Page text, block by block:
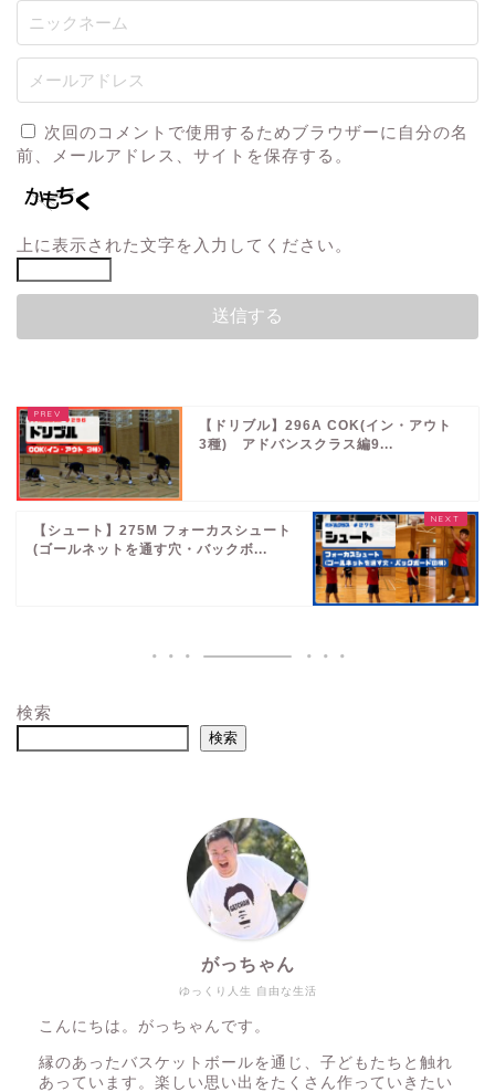
次回のコメントで使用するためブラウザーに自分の名
前、メールアドレス、サイトを保存する。
上に表示された文字を入力してください。
【ドリブル】296A COK(イン・アウト
3種) アドバンスクラス編9...
【シュート】275M フォーカスシュート
(ゴールネットを通す穴・バックボ...
検索
検索
ゆっくり人生 自由な生活
がっちゃん
こんにちは。がっちゃんです。
縁のあったバスケットボールを通じ、子どもたちと触れ
あっています。楽しい思い出をたくさん作っていきたい